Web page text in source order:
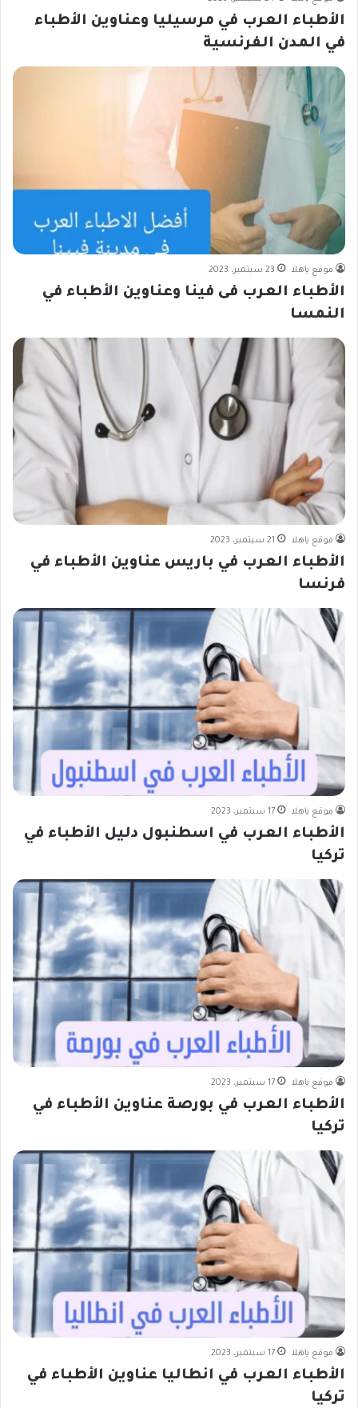
الأطباء العرب في مرسيليا وعناوين الأطباء
في المدن الفرنسية
موقع ياهلا 23 سبتمبر، 2023
الأطباء العرب فى فينا وعناوين الأطباء في
النمسا
موقع ياهلا 21 سبتمبر، 2023
الأطباء العرب في باريس عناوين الأطباء في
فرنسا
موقع ياهلا 17 سبتمبر، 2023
الأطباء العرب في اسطنبول دليل الأطباء في
تركيا
موقع ياهلا 17 سبتمبر، 2023
الأطباء العرب في بورصة عناوين الأطباء في
تركيا
موقع ياهلا 17 سبتمبر، 2023
الأطباء العرب في انطاليا عناوين الأطباء في
تركيا